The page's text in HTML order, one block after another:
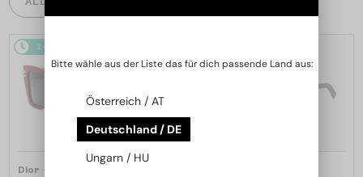
2-4 WERKTAGE
Dior —
Bitte wähle aus der Liste das für dich passende Land aus:
Österreich / AT
Deutschland / DE
Ungarn / HU